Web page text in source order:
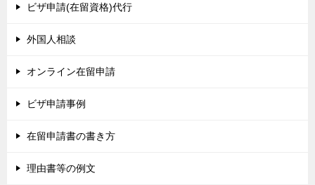
ビザ申請(在留資格)代行
外国人相談
オンライン在留申請
ビザ申請事例
在留申請書の書き方
理由書等の例文